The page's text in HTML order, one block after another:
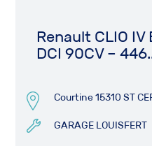
Renault CLIO IV
DCI 90CV –
Courtine 15310 ST
GARAGE LOUISFERT